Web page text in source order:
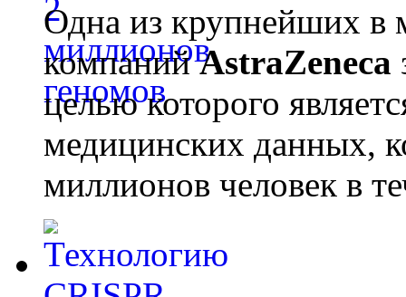
Одна из крупнейших в
компанийAstraZeneca
целью которого
медицинских данных,
миллионов человек в